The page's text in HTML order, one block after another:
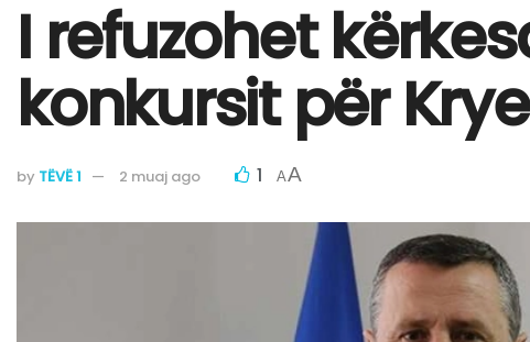
I refuzohet
konkursit për
by TËVË 1 2 muaj ago 1 AA